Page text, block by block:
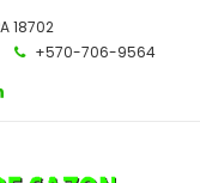
18702
+570-706-9564